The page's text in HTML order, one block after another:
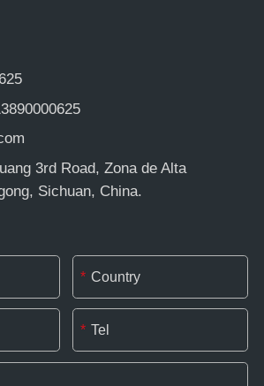
3rd Road, Zona de Alta
Sichuan, China.
*
*